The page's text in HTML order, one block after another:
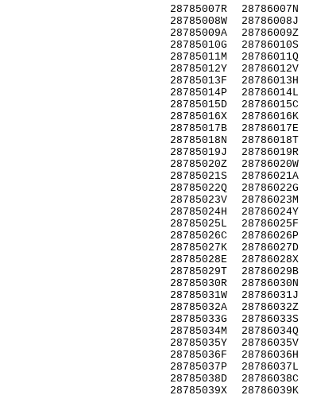
28785007R
28785008W
28785009A
28785010G
28785011M
28785012Y
28785013F
28785014P
28785015D
28785016X
28785017B
28785018N
28785019J
28785020Z
28785021S
28785022Q
28785023V
28785024H
28785025L
28785026C
28785027K
28785028E
28785029T
28785030R
28785031W
28785032A
28785033G
28785034M
28785035Y
28785036F
28785037P
28785038D
28785039X
28786007N
28786008J
28786009Z
28786010S
28786011Q
28786012V
28786013H
28786014L
28786015C
28786016K
28786017E
28786018T
28786019R
28786020W
28786021A
28786022G
28786023M
28786024Y
28786025F
28786026P
28786027D
28786028X
28786029B
28786030N
28786031J
28786032Z
28786033S
28786034Q
28786035V
28786036H
28786037L
28786038C
28786039K